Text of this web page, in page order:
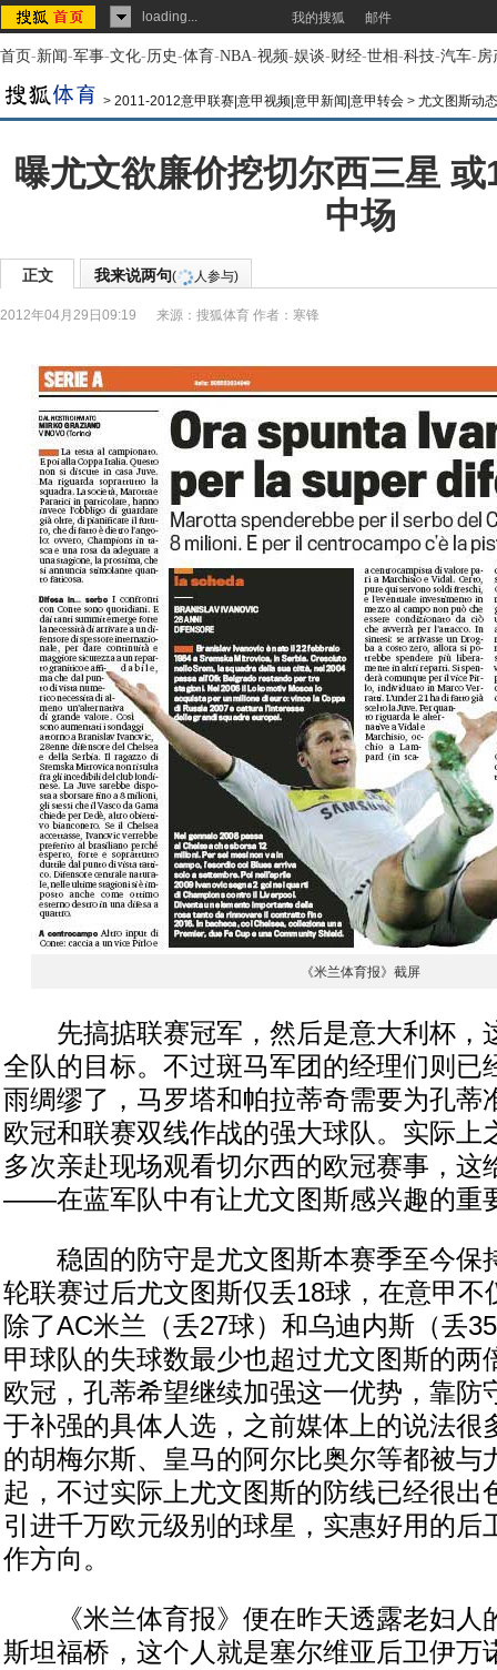
loading... 我的搜狐 邮件
首页-新闻-军事-文化-历史-体育-NBA-视频-娱谈-财经-世相-科技-汽车-房
> 2011-2012意甲联赛|意甲视频|意甲新闻|意甲转会 > 尤文图斯动态
曝尤文欲廉价挖切尔西三星
中场
正文 我来说两句( 人参与)
2012年04月29日09:19 来源： 搜狐体育 作者：寒锋
《米兰体育报》截屏
先搞掂联赛冠军，然后是意大利杯，
全队的目标。不过斑马军团的经理们则已
雨绸缪了，马罗塔和帕拉蒂奇需要为孔蒂
欧冠和联赛双线作战的强大球队。实际上
多次亲赴现场观看切尔西的欧冠赛事，这
——在蓝军队中有让尤文图斯感兴趣的重
稳固的防守是尤文图斯本赛季至今保
轮联赛过后尤文图斯仅丢18球，在意甲不
除了AC米兰（丢27球）和乌迪内斯（丢
甲球队的失球数最少也超过尤文图斯的两
欧冠，孔蒂希望继续加强这一优势，靠防
于补强的具体人选，之前媒体上的说法很
的胡梅尔斯、皇马的阿尔比奥尔等都被与
起，不过实际上尤文图斯的防线已经很出
引进千万欧元级别的球星，实惠好用的后
作方向。
《米兰体育报》便在昨天透露老妇人
斯坦福桥，这个人就是塞尔维亚后卫伊万